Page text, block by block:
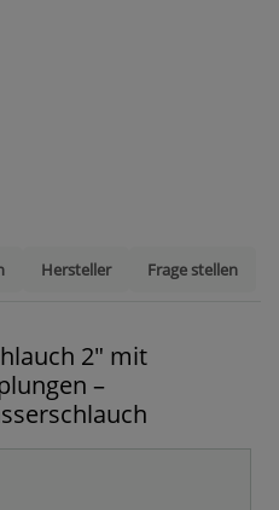
Hersteller Frage stellen
2" mit
–